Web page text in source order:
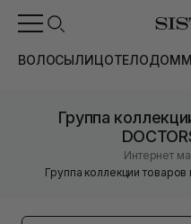
ВОЛОСЫЛИЦОТЕЛОДОМ
Группа
Интернет
Группа коллекции